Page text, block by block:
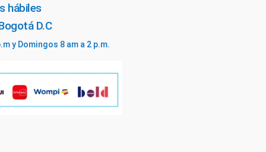
hábiles
D.C
y Domingos 8 am a 2 p.m.